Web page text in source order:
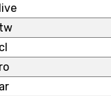
live
tw
cl
ro
ar